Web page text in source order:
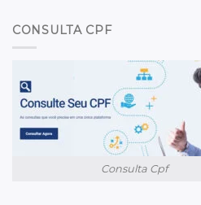
CONSULTA CPF
Consulta Cpf